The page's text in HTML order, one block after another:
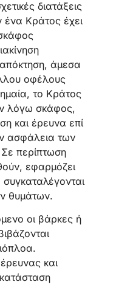
διατάξεις
Κράτος έχει
άμεσα
οφέλους
το Κράτος
λόγω σκάφος,
και έρευνα επί
ασφάλεια των
περίπτωση
εφαρμόζει
θυμάτων.
οι βάρκες ή
και